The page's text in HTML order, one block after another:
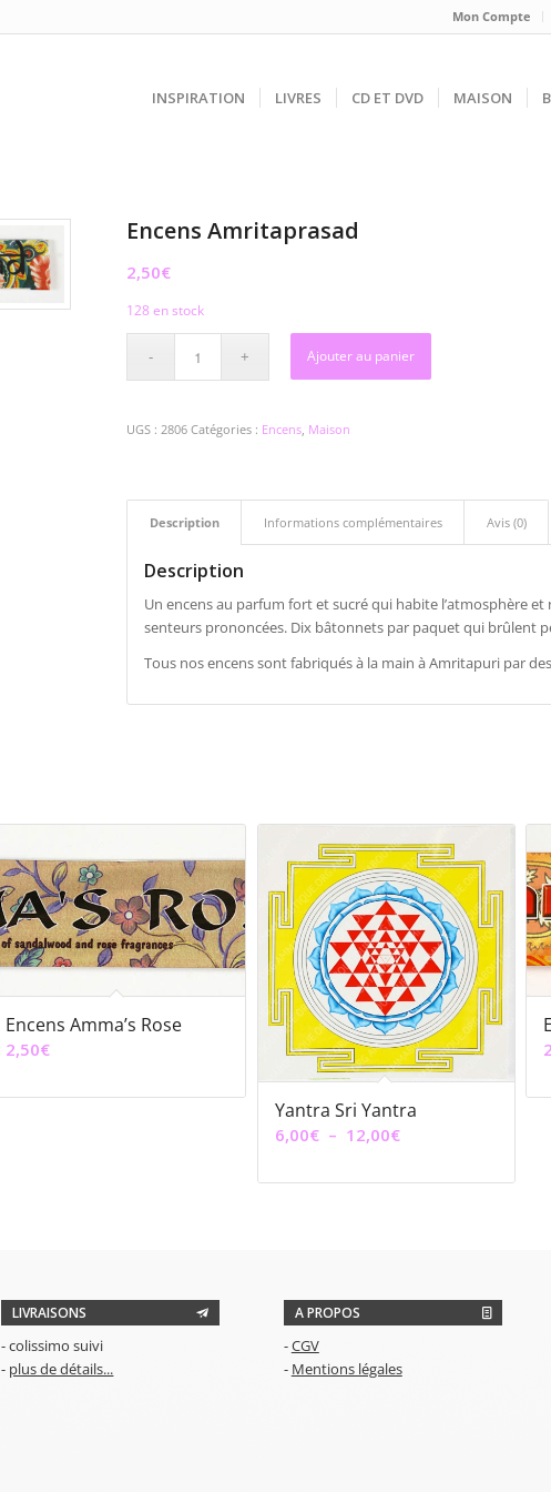
Mon Compte
INSPIRATION LIVRES CD ET DVD MAISON
Encens Amritaprasad
2,50€
128 en stock
Ajouter au panier
UGS : 2806 Catégories : Encens, Maison
Description Informations complémentaires Avis (0)
Description
Un encens au parfum fort et sucré qui habite l’atmosphère et
senteurs prononcées. Dix bâtonnets par paquet qui brûlent
Tous nos encens sont fabriqués à la main à Amritapuri par
Encens Amma’s Rose
2,50€
Yantra Sri Yantra
6,00€ – 12,00€Plage
prix :
LIVRAISONS
- colissimo suivi
- plus de détails...
A PROPOS
-CGV
- Mentions légales